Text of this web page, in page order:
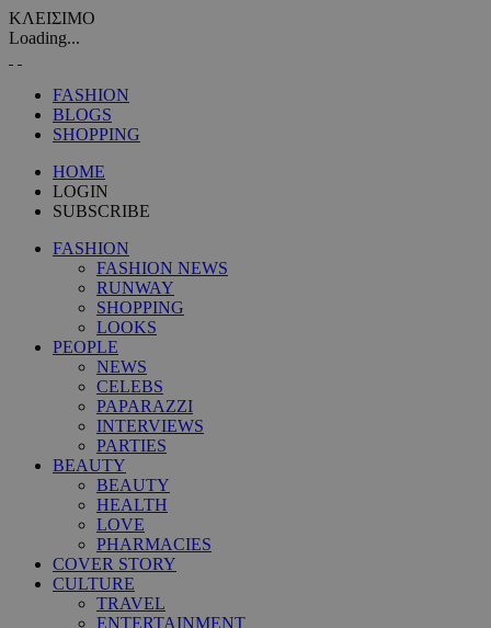
ΚΛΕΙΣΙΜΟ
Loading...
FASHION
BLOGS
SHOPPING
HOME
LOGIN
SUBSCRIBE
FASHION
FASHION NEWS
RUNWAY
SHOPPING
LOOKS
PEOPLE
NEWS
CELEBS
PAPARAZZI
INTERVIEWS
PARTIES
BEAUTY
BEAUTY
HEALTH
LOVE
PHARMACIES
COVER STORY
CULTURE
TRAVEL
ENTERTAINMENT